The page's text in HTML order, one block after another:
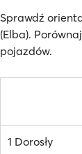
Sprawdź
(Elba).
pojazdów.
1 Dorosły